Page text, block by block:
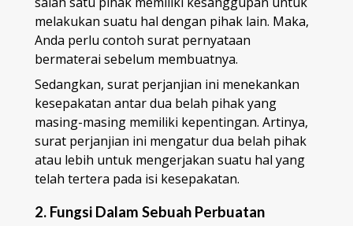
melakukan suatu hal dengan pihak lain. Maka,
Anda perlu contoh surat pernyataan
bermaterai sebelum membuatnya.
Sedangkan, surat perjanjian ini menekankan
kesepakatan antar dua belah pihak yang
masing-masing memiliki kepentingan. Artinya,
surat perjanjian ini mengatur dua belah pihak
atau lebih untuk mengerjakan suatu hal yang
telah tertera pada isi kesepakatan.
2. Fungsi Dalam Sebuah Perbuatan